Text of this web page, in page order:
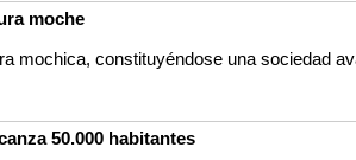
moche
mochica, constituyéndose una sociedad
50.000 habitantes